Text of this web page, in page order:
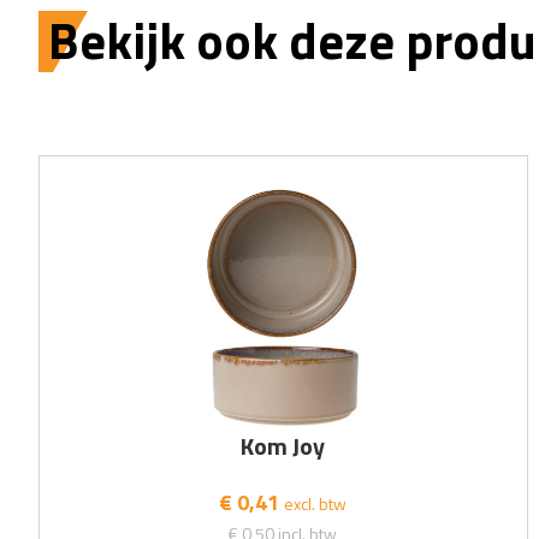
Bekijk ook deze
Kom Joy
€ 0,41 excl. btw
€ 0,50incl. btw